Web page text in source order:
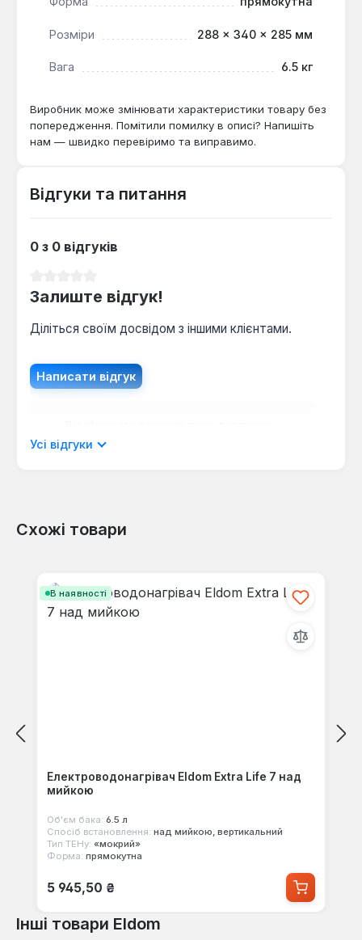
Розміри 288 × 340 × 285 мм
Вага 6.5 кг
Виробник може змінювати характеристики товару без
попередження. Помітили помилку в описі? Напишіть
нам — швидко перевіримо та виправимо.
Відгуки та питання
0 з 0 відгуків
Залиште відгук!
Діліться своїм досвідом з іншими клієнтами.
Написати відгук
мовою.
Відгуків не знайдено. Поділіться
Усі відгуки
Схожі товари
В наявності
Електроводонагрівач Eldom Extra Life 7 над
мийкою
Об'єм бака: 6.5 л
Спосіб встановлення: над мийкою, вертикальний
Тип ТЕНу: «мокрий»
Форма: прямокутна
Звичайна ціна:
5 945,50 ₴
Інші товари Eldom